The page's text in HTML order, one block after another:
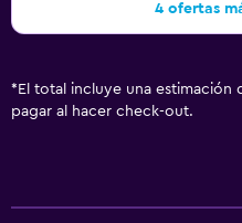
4 ofertas
* El total incluye una estimación
pagar al hacer check-out.